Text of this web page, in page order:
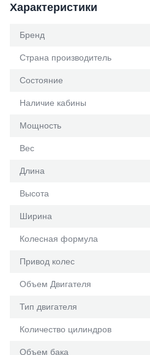
Характеристики
Бренд
Страна производитель
Состояние
Наличие кабины
Мощность
Вес
Длина
Высота
Ширина
Колесная формула
Привод колес
Объем Двигателя
Тип двигателя
Количество цилиндров
Объем бака